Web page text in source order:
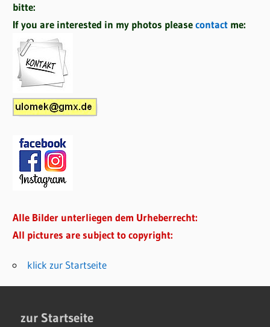
bitte:
If you are interested in my photos pleasecontact me:
Alle Bilder unterliegen dem Urheberrecht:
All pictures are subject to copyright:
klick zur Startseite
zur Startseite